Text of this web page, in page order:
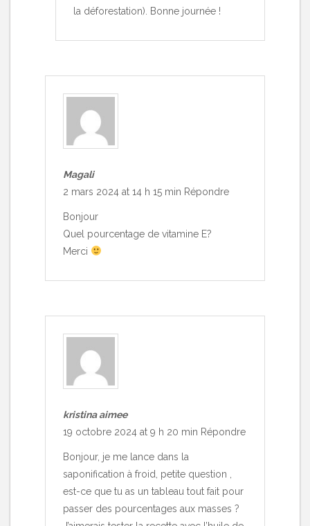
la déforestation). Bonne journée !
Magali
2 mars 2024 at 14 h 15 min Répondre
Bonjour
Quel pourcentage de vitamine E?
Merci
kristina aimee
19 octobre 2024 at 9 h 20 min Répondre
Bonjour, je me lance dans la
saponification à froid, petite question ,
est-ce que tu as un tableau tout fait pour
passer des pourcentages aux masses ?